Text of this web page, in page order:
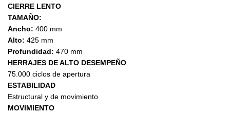
CIERRE LENTO
TAMAÑO:
Ancho: 400 mm
Alto: 425 mm
Profundidad: 470 mm
HERRAJES DE ALTO DESEMPEÑO
75.000 ciclos de apertura
ESTABILIDAD
Estructural y de movimiento
MOVIMIENTO